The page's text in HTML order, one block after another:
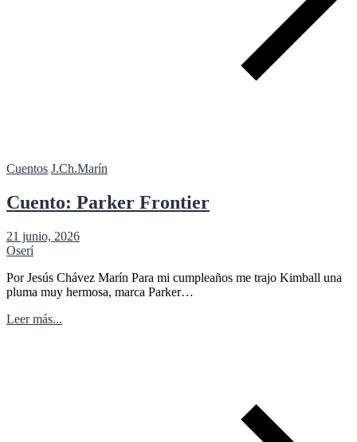
Cuentos J.Ch.Marín
Cuento: Parker Frontier
21 junio, 2026
Oserí
Por Jesús Chávez Marín Para mi cumpleaños me trajo Kimball una
pluma muy hermosa, marca Parker…
Leer más...